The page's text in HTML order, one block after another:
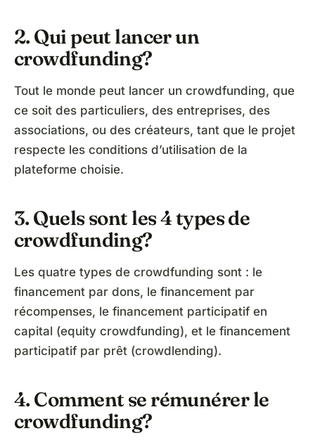
2. Qui peut lancer un
crowdfunding?
Tout le monde peut lancer un crowdfunding, que
ce soit des particuliers, des entreprises, des
associations, ou des créateurs, tant que le projet
respecte les conditions d’utilisation de la
plateforme choisie.
3. Quels sont les 4 types de
crowdfunding?
Les quatre types de crowdfunding sont : le
financement par dons, le financement par
récompenses, le financement participatif en
capital (equity crowdfunding), et le financement
participatif par prêt (crowdlending).
4. Comment se rémunérer le
crowdfunding?